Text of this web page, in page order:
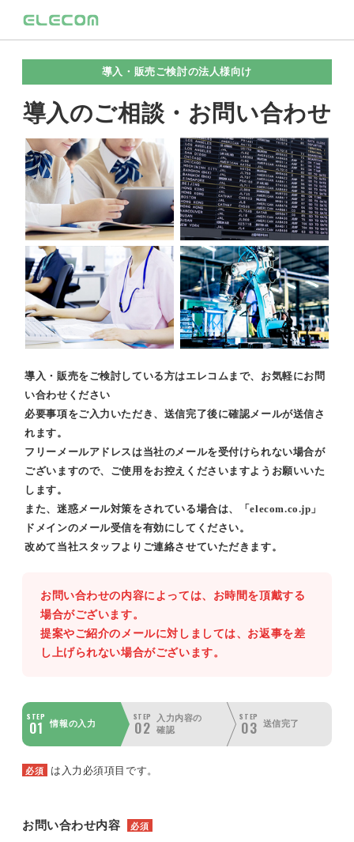
導入・販売ご検討の法人様向け
導入のご相談・お問い合わせ
導入・販売をご検討している方はエレコムまで、お気軽にお問
い合わせください
必要事項をご入力いただき、送信完了後に確認メールが送信さ
れます。
フリーメールアドレスは当社のメールを受付けられない場合が
ございますので、ご使用をお控えくださいますようお願いいた
します。
また、迷惑メール対策をされている場合は、「elecom.co.jp」
ドメインのメール受信を有効にしてください。
改めて当社スタッフよりご連絡させていただきます。
お問い合わせの内容によっては、お時間を頂戴する
場合がございます。
提案やご紹介のメールに対しましては、お返事を差
し上げられない場合がございます。
STEP
01 情報の入力
STEP
02
入力内容の
確認
STEP
03 送信完了
必須 は入力必須項目です。
お問い合わせ内容 必須